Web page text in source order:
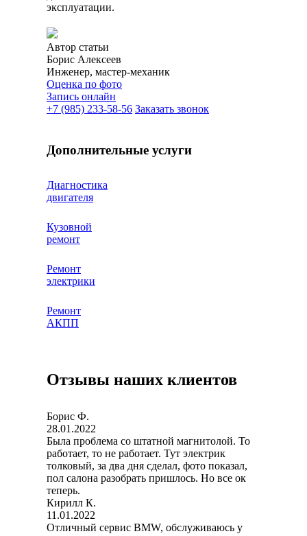
эксплуатации.
Автор статьи
Борис Алексеев
Инженер, мастер-механик
Оценка по фото
Запись онлайн
+7 (985) 233-58-56 Заказать звонок
Дополнительные услуги
Диагностика
двигателя
Кузовной
ремонт
Ремонт
электрики
Ремонт
АКПП
Отзывы наших клиентов
Борис Ф.
28.01.2022
Была проблема со штатной магнитолой. То
работает, то не работает. Тут электрик
толковый, за два дня сделал, фото показал,
пол салона разобрать пришлось. Но все ок
теперь.
Кирилл К.
11.01.2022
Отличный сервис BMW, обслуживаюсь у